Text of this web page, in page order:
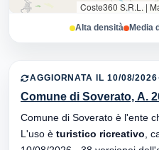
Coste360 S.R.L. |
Alta densità Media
AGGIORNATA IL 10/08/2026
Comune di Soverato, A.
Comune di Soverato è l'ente
L'uso è turistico ricreativo ,